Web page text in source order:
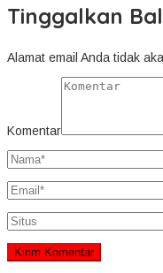
Tinggalkan
Alamat email Anda tidak
Komentar